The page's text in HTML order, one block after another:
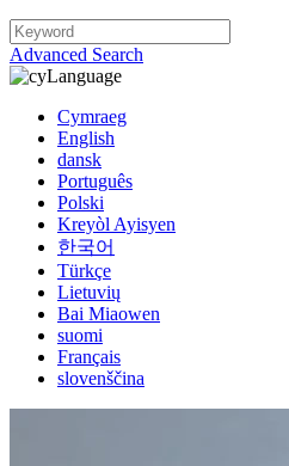
Advanced Search
Language
Cymraeg
English
dansk
Português
Polski
Kreyòl Ayisyen
한국어
Türkçe
Lietuvių
Bai Miaowen
suomi
Français
slovenščina